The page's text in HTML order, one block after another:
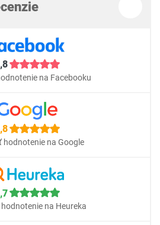
na Facebooku
hodnotenie na Google
na Heureka